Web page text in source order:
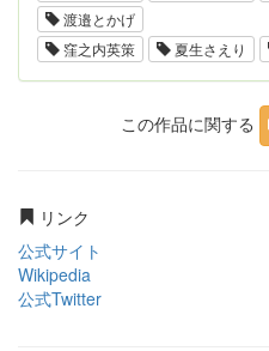
渡邉とかげ
窪之内英策
夏生さえり
この作品に関する
リンク
公式サイト
Wikipedia
公式Twitter